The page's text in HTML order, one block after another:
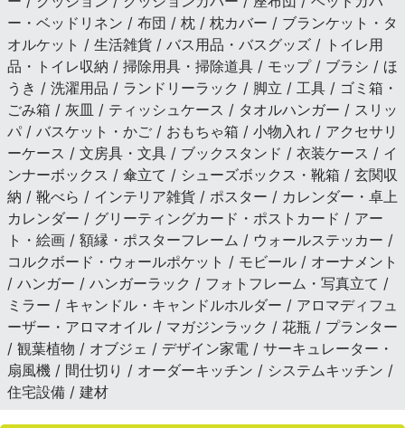
ー・ベッドリネン / 布団 / 枕 / 枕カバー / ブランケット・タ
オルケット / 生活雑貨 / バス用品・バスグッズ / トイレ用
品・トイレ収納 / 掃除用具・掃除道具 / モップ / ブラシ / ほ
うき / 洗濯用品 / ランドリーラック / 脚立 / 工具 / ゴミ箱・
ごみ箱 / 灰皿 / ティッシュケース / タオルハンガー / スリッ
パ / バスケット・かご / おもちゃ箱 / 小物入れ / アクセサリ
ーケース / 文房具・文具 / ブックスタンド / 衣装ケース / イ
ンナーボックス / 傘立て / シューズボックス・靴箱 / 玄関収
納 / 靴べら / インテリア雑貨 / ポスター / カレンダー・卓上
カレンダー / グリーティングカード・ポストカード / アー
ト・絵画 / 額縁・ポスターフレーム / ウォールステッカー /
コルクボード・ウォールポケット / モビール / オーナメント
/ ハンガー / ハンガーラック / フォトフレーム・写真立て /
ミラー / キャンドル・キャンドルホルダー / アロマディフュ
ーザー・アロマオイル / マガジンラック / 花瓶 / プランター
/ 観葉植物 / オブジェ / デザイン家電 / サーキュレーター・
扇風機 / 間仕切り / オーダーキッチン / システムキッチン /
住宅設備 / 建材